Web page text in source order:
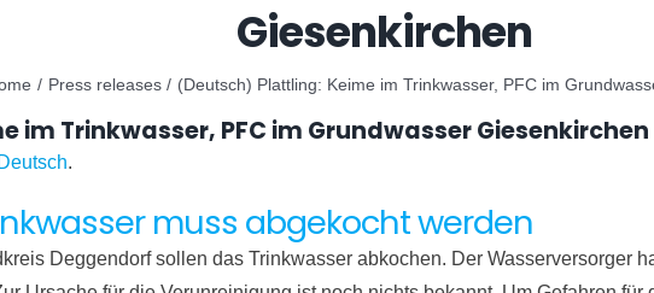
Giesenkirchen
Press releases (Deutsch) Plattling: Keime im Trinkwasser, PFC im
im Trinkwasser, PFC im Grundwasser Giesenkirchen
Deutsch.
muss abgekocht werden
Deggendorf sollen das Trinkwasser abkochen. Der Wasserversorger